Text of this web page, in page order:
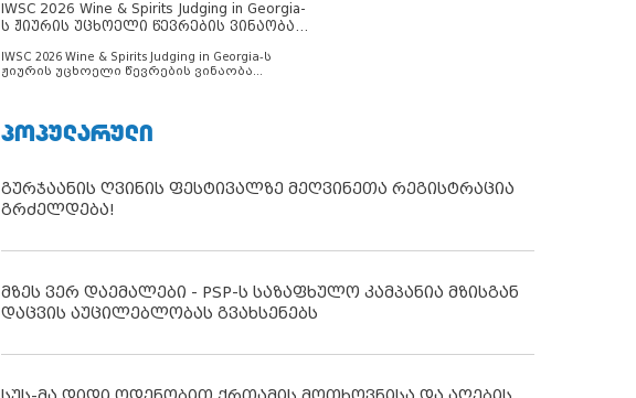
IWSC 2026 Wine & Spirits Judging in Georgia-
ს ჟიურის უცხოელი წევრების ვინაობა
IWSC 2026 Wine & Spirits Judging in Georgia-ს
ჟიურის უცხოელი წევრების ვინაობა
ᲞᲝᲞᲣᲚᲐᲠᲣᲚᲘ
გურჯაანის ღვინის ფესტივალზე მეღვინეთა რეგისტრაცია
გრძელდება!
მზეს ვერ დაემალები - PSP-ს საზაფხულო კამპანია მზისგან
დაცვის აუცილებლობას გვახსენებს